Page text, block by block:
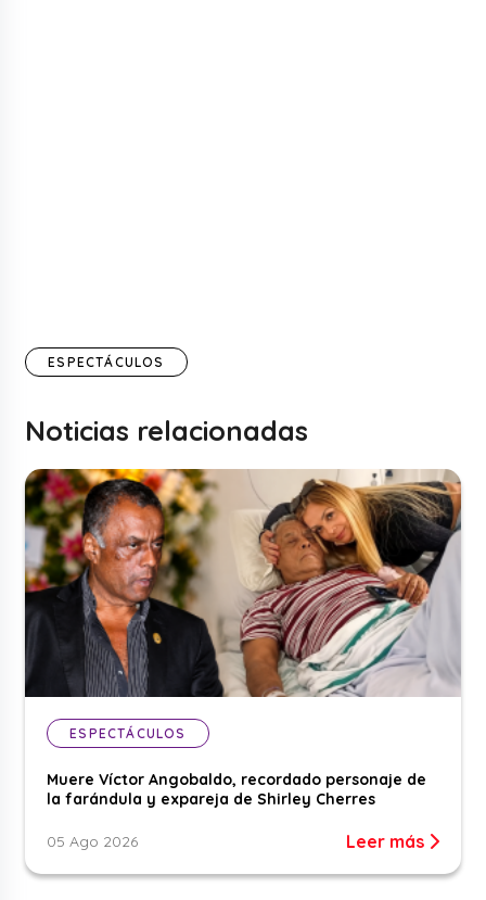
ESPECTÁCULOS
Noticias relacionadas
ESPECTÁCULOS
Muere Víctor Angobaldo, recordado personaje de
la farándula y expareja de Shirley Cherres
05 Ago 2026 Leer más